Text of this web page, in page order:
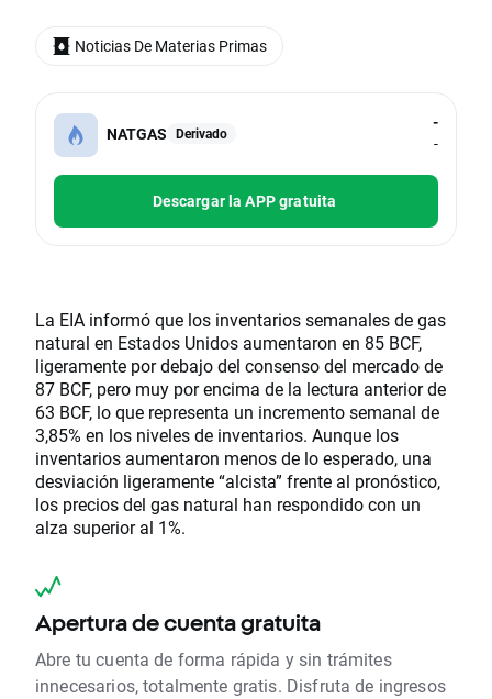
NATGAS Derivado
-
-
Descargar la APP gratuita
La EIA informó que los inventarios semanales de gas
natural en Estados Unidos aumentaron en 85 BCF,
ligeramente por debajo del consenso del mercado de
87 BCF, pero muy por encima de la lectura anterior de
63 BCF, lo que representa un incremento semanal de
3,85% en los niveles de inventarios. Aunque los
inventarios aumentaron menos de lo esperado, una
desviación ligeramente “alcista” frente al pronóstico,
los precios del gas natural han respondido con un
alza superior al 1%.
Apertura de cuenta gratuita
Abre tu cuenta de forma rápida y sin trámites
innecesarios, totalmente gratis. Disfruta de ingresos
Noticias De Materias Primas